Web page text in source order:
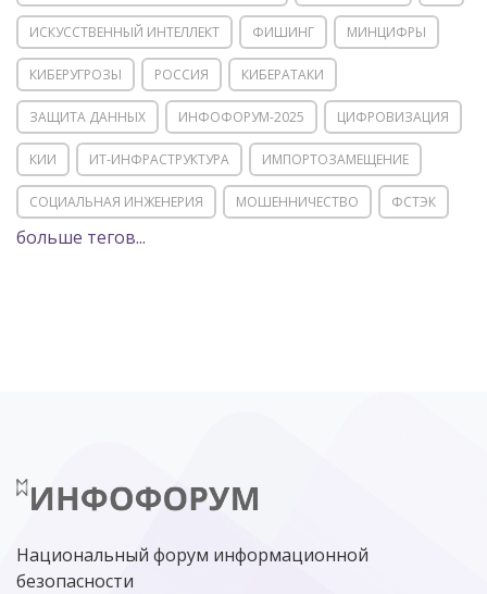
ИСКУССТВЕННЫЙ ИНТЕЛЛЕКТ ФИШИНГ МИНЦИФРЫ
КИБЕРУГРОЗЫ РОССИЯ КИБЕРАТАКИ
ЗАЩИТА ДАННЫХ ИНФОФОРУМ-2025 ЦИФРОВИЗАЦИЯ
КИИ ИТ-ИНФРАСТРУКТУРА ИМПОРТОЗАМЕЩЕНИЕ
СОЦИАЛЬНАЯ ИНЖЕНЕРИЯ МОШЕННИЧЕСТВО ФСТЭК
POSITIVE TECHNOLOGIES
МИНЦИФРЫ РОССИИ NGFW
больше тегов...
Национальный форум информационной
безопасности